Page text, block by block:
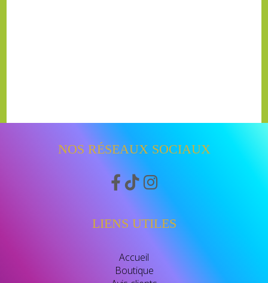
NOS RÉSEAUX SOCIAUX
  
LIENS UTILES
Accueil
Boutique